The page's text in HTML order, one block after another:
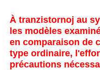
À tranzistornoj au
les modèles
en comparaison de
type ordinaire,
précautions